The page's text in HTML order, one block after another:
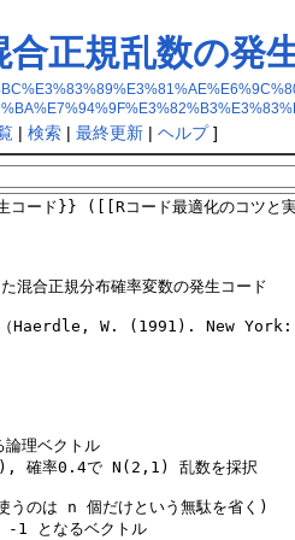
正規乱数の発
| 検索| 最終更新| ヘルプ]